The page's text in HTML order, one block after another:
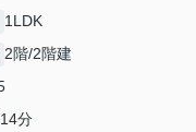
1LDK
2階/2階建
分